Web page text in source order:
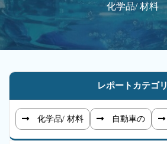
化学品/ 材料
レポートカテゴリ
化学品/ 材料 自動車の